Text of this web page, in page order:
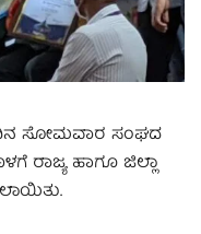
ಸೋಮವಾರ ಸಂಘದ
ರಾಜ್ಯ ಹಾಗೂ ಜಿಲ್ಲಾ